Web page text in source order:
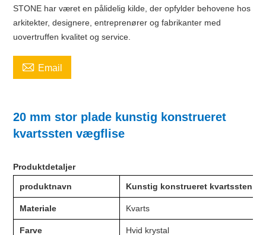
STONE har været en pålidelig kilde, der opfylder behovene hos
arkitekter, designere, entreprenører og fabrikanter med
uovertruffen kvalitet og service.
 Email
20 mm stor plade kunstig konstrueret
kvartssten vægflise
Produktdetaljer
produktnavn Kunstig konstrueret kvartssten
Materiale Kvarts
Farve Hvid krystal